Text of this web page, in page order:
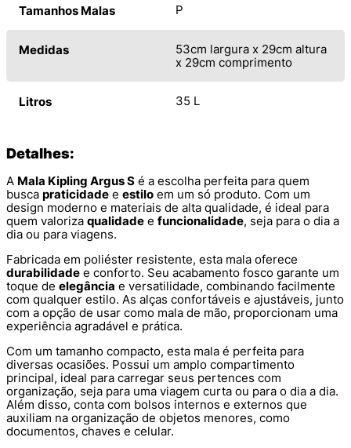
Tamanhos Malas P
Medidas
53cm largura x 29cm altura
x 29cm comprimento
Litros 35 L
Detalhes:
A Mala Kipling Argus S é a escolha perfeita para quem
busca praticidade e estilo em um só produto. Com um
design moderno e materiais de alta qualidade, é ideal para
quem valoriza qualidade e funcionalidade, seja para o dia a
dia ou para viagens.
Fabricada em poliéster resistente, esta mala oferece
durabilidade e conforto. Seu acabamento fosco garante um
toque de elegância e versatilidade, combinando facilmente
com qualquer estilo. As alças confortáveis e ajustáveis, junto
com a opção de usar como mala de mão, proporcionam uma
experiência agradável e prática.
Com um tamanho compacto, esta mala é perfeita para
diversas ocasiões. Possui um amplo compartimento
principal, ideal para carregar seus pertences com
organização, seja para uma viagem curta ou para o dia a dia.
Além disso, conta com bolsos internos e externos que
auxiliam na organização de objetos menores, como
documentos, chaves e celular.